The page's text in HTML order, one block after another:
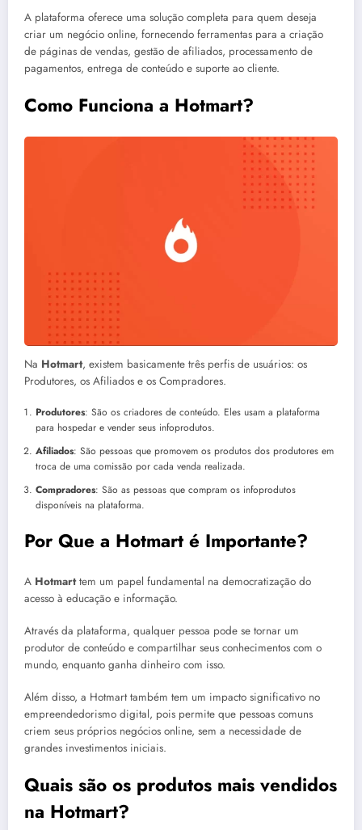
A plataforma oferece uma solução completa para quem deseja
criar um negócio online, fornecendo ferramentas para a criação
de páginas de vendas, gestão de afiliados, processamento de
pagamentos, entrega de conteúdo e suporte ao cliente.
Como Funciona a Hotmart?
Na Hotmart, existem basicamente três perfis de usuários: os
Produtores, os Afiliados e os Compradores.
Produtores: São os criadores de conteúdo. Eles usam a plataforma
para hospedar e vender seus infoprodutos.
Afiliados: São pessoas que promovem os produtos dos produtores em
troca de uma comissão por cada venda realizada.
Compradores: São as pessoas que compram os infoprodutos
disponíveis na plataforma.
Por Que a Hotmart é Importante?
A Hotmarttem um papel fundamental na democratização do
acesso à educação e informação.
Através da plataforma, qualquer pessoa pode se tornar um
produtor de conteúdo e compartilhar seus conhecimentos com o
mundo, enquanto ganha dinheiro com isso.
Além disso, a Hotmart também tem um impacto significativo no
empreendedorismo digital, pois permite que pessoas comuns
criem seus próprios negócios online, sem a necessidade de
grandes investimentos iniciais.
Quais são os produtos mais vendidos
na Hotmart?